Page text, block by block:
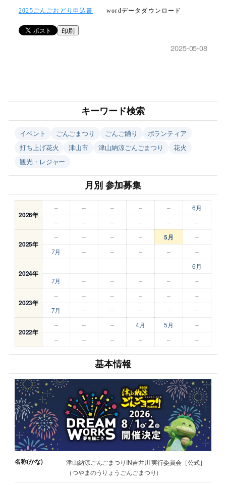
2025ごんごおどり申込書 wordデータダウンロード
印刷
2025-05-08
キーワード検索
イベント ごんごまつり ごんご踊り
ボランティア
打ち上げ花火
津山市 津山納涼ごんごまつり
花火
観光・レジャー
月別 参加募集
2026年
– – – – –
6月
–
– – – – –
2025年
– – – – 5月
–
7月
– – – – –
2024年
– – – – –
6月
7月
– – – – –
2023年
– – – – –
–
7月
– – – – –
2022年
– – – 4月 5月
–
–
– – – – –
基本情報
名称(かな)
津山納涼ごんごまつりIN吉井川 実行委員会［公式］
（つやまのうりょうごんごまつり）